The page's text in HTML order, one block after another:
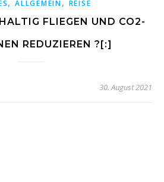
ALLGEMEIN REISE
FLIEGEN UND CO2-
REDUZIEREN ?[:]
30. August 2021